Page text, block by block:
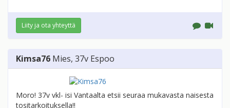
Liity ja ota yhteyttä
Kimsa76 Mies, 37v Espoo
Moro! 37v vkl- isi Vantaalta etsii seuraa mukavasta naisesta
tositarkoituksella!!